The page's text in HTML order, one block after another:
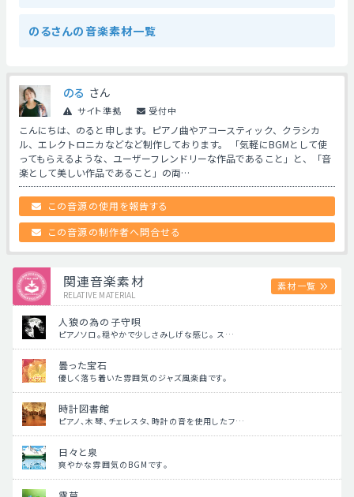
のるさんの音楽素材一覧
のる さん
サイト準拠 受付中
こんにちは、のると申します。ピアノ曲やアコースティック、クラシカ
ル、エレクトロニカなどなど制作しております。 「気軽にBGMとして使
ってもらえるような、ユーザーフレンドリーな作品であること」と、「音
楽として美しい作品であること」の両…
この音源の使用を報告する
この音源の制作者へ問合せる
関連音楽素材
RELATIVE MATERIAL
素材一覧
人狼の為の子守唄
ピアノソロ。穏やかで少しさみしげな感じ。 ス…
曇った宝石
優しく落ち着いた雰囲気のジャズ風楽曲です。
時計図書館
ピアノ、木琴、チェレスタ、時計の音を使用したフ…
日々と泉
爽やかな雰囲気のBGMです。